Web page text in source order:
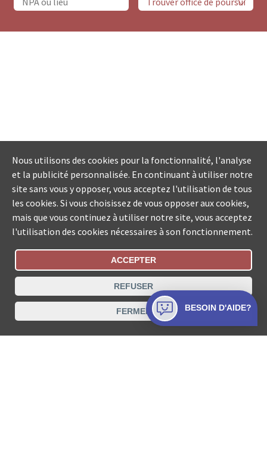
Statut De La Commande
Recherche des offices de Suisse
Protection des données Mentions légales
Conditions d’utilisation Contact
Nous utilisons des cookies pour la fonctionnalité, l'analyse
et la publicité personnalisée. En continuant à utiliser notre
site sans vous y opposer, vous acceptez l'utilisation de tous
les cookies. Si vous choisissez de vous opposer aux cookies,
mais que vous continuez à utiliser notre site, vous acceptez
l'utilisation des cookies nécessaires à son fonctionnement.
ACCEPTER
REFUSER
FERMER BESOIN D'AIDE?